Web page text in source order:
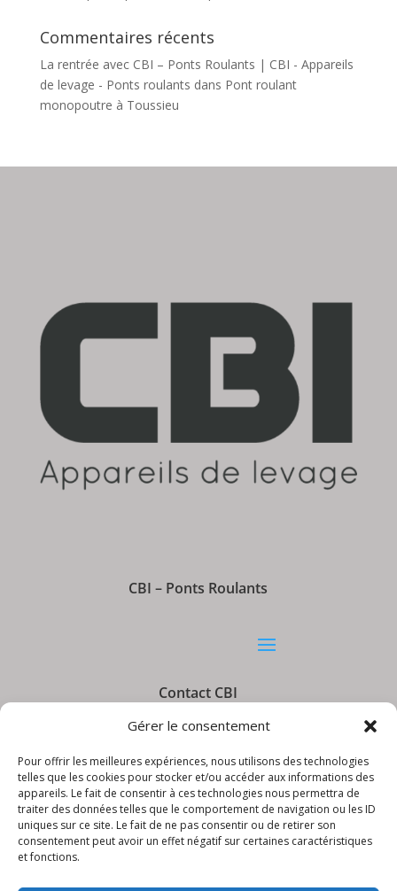
Gérer le consentement
Pour offrir les meilleures expériences, nous utilisons des technologies
telles que les cookies pour stocker et/ou accéder aux informations des
appareils. Le fait de consentir à ces technologies nous permettra de
traiter des données telles que le comportement de navigation ou les ID
uniques sur ce site. Le fait de ne pas consentir ou de retirer son
consentement peut avoir un effet négatif sur certaines caractéristiques
et fonctions.
Commentaires récents
La rentrée avec CBI – Ponts Roulants | CBI - Appareils
de levage - Ponts roulants dans Pont roulant
monopoutre à Toussieu
CBI – Ponts Roulants
Contact CBI
Informations CBI